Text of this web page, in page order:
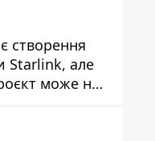
створення
Starlink, але
може не